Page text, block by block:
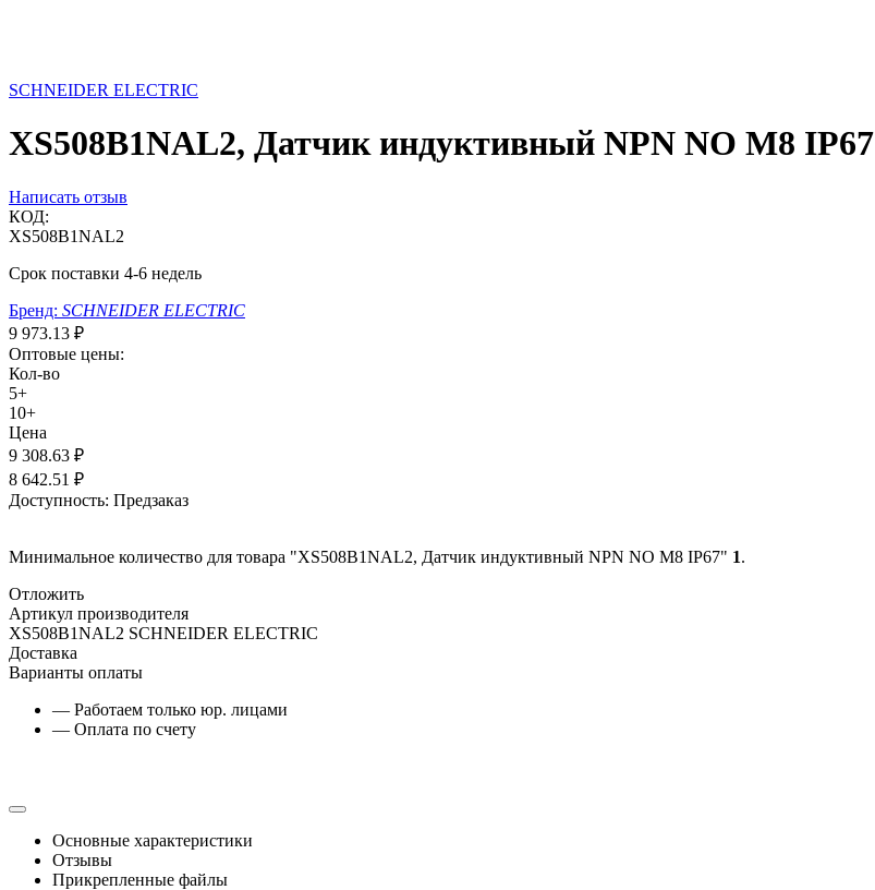
SCHNEIDER ELECTRIC
XS508B1NAL2, Датчик индуктивный NPN NO M8 IP67
Написать отзыв
КОД:
XS508B1NAL2
Срок поставки 4-6 недель
Бренд: SCHNEIDER ELECTRIC
9 973.13 ₽
Оптовые цены:
Кол-во
5+
10+
Цена
9 308.63 ₽
8 642.51 ₽
Доступность: Предзаказ
Минимальное количество для товара "XS508B1NAL2, Датчик индуктивный NPN NO M8 IP67" 1.
Отложить
Артикул производителя
XS508B1NAL2 SCHNEIDER ELECTRIC
Доставка
Варианты оплаты
— Работаем только юр. лицами
— Оплата по счету
Основные характеристики
Отзывы
Прикрепленные файлы